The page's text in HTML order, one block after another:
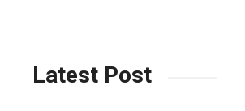
Latest Post